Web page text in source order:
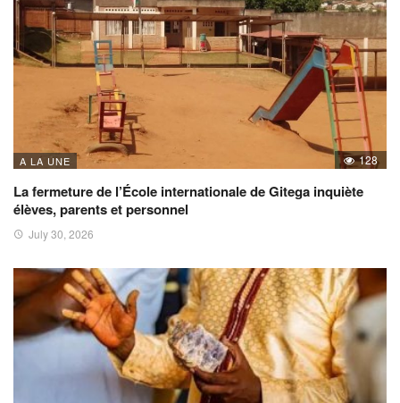
A LA UNE 128
La fermeture de l’École internationale de Gitega inquiète
élèves, parents et personnel
July 30, 2026